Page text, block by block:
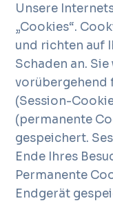
Unsere
„Cookies“.
und richten auf
Schaden an.
vorübergehend
(Session-
(permanente
gespeichert.
Ende Ihres
Permanente
Endgerät